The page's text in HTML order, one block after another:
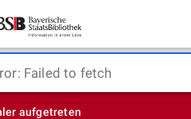
Failed to fetch
aufgetreten